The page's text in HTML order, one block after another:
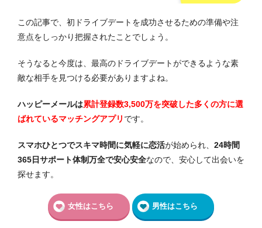
この記事で、初ドライブデートを成功させるための準備や注
意点をしっかり把握されたことでしょう。
そうなると今度は、最高のドライブデートができるような素
敵な相手を見つける必要がありますよね。
ハッピーメールは累計登録数3,500万を突破した多くの方に選
ばれているマッチングアプリ です。
スマホひとつでスキマ時間に気軽に恋活が始められ、 24時間
365日サポート体制万全で安心安全なので、安心して出会いを
探せます。
女性はこちら 男性はこちら